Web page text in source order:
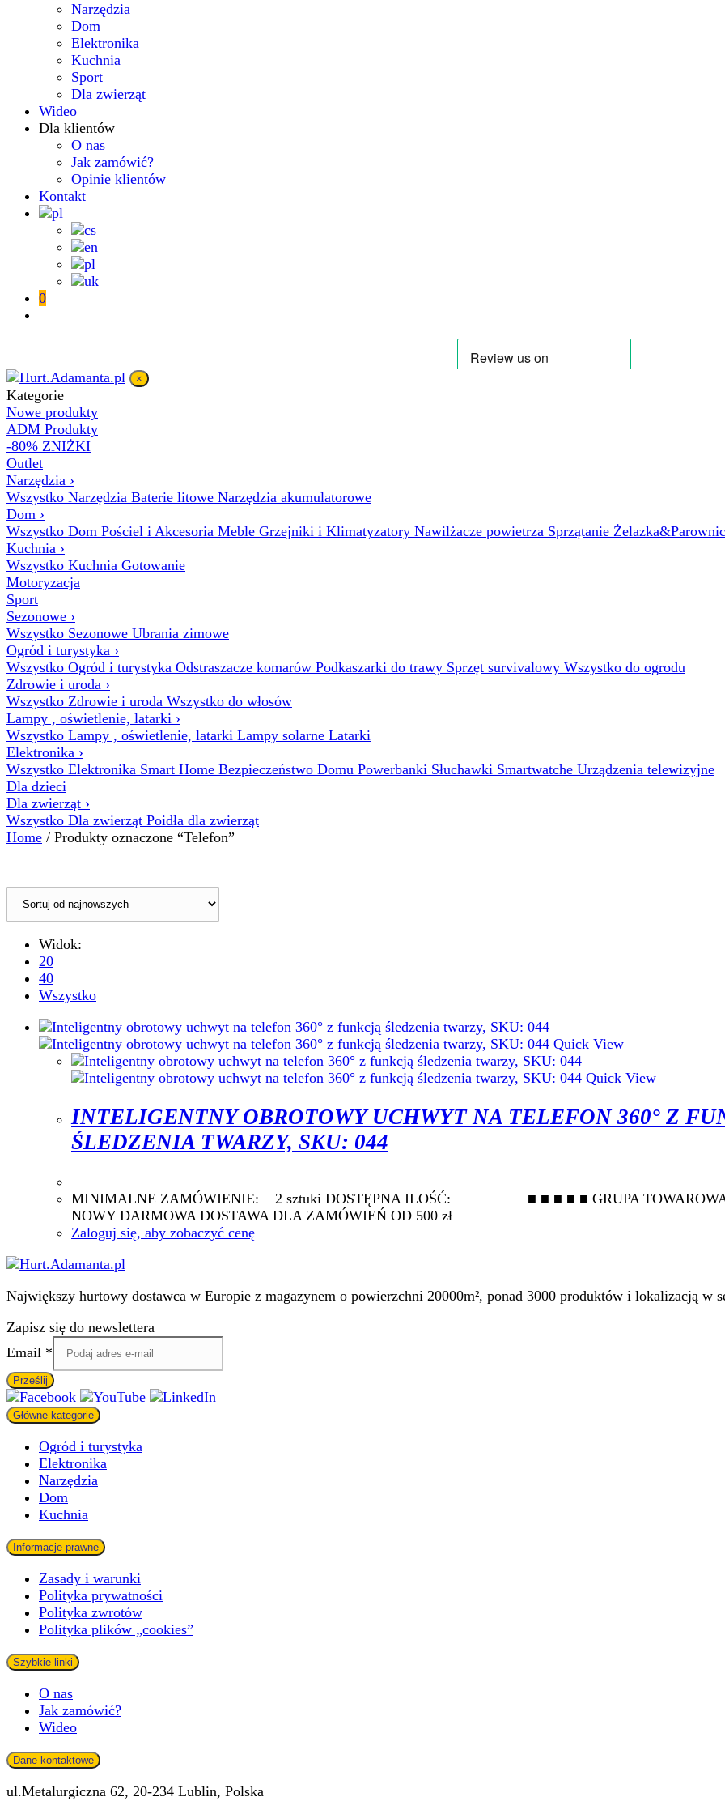
Narzędzia
Dom
Elektronika
Kuchnia
Sport
Dla zwierząt
Wideo
Dla klientów
O nas
Jak zamówić?
Opinie klientów
Kontakt
0
×
Kategorie
Nowe produkty
ADM Produkty
-80% ZNIŻKI
Outlet
Narzędzia ›
Wszystko Narzędzia Baterie litowe Narzędzia akumulatorowe
Dom ›
Wszystko Dom Pościel i Akcesoria Meble Grzejniki i Klimatyzatory Nawilżacze powietrza Sprzątanie
Kuchnia ›
Wszystko Kuchnia Gotowanie
Motoryzacja
Sport
Sezonowe ›
Wszystko Sezonowe Ubrania zimowe
Ogród i turystyka ›
Wszystko Ogród i turystyka Odstraszacze komarów Podkaszarki do trawy Sprzęt survivalowy Wszystko do ogrodu
Zdrowie i uroda ›
Wszystko Zdrowie i uroda Wszystko do włosów
Lampy , oświetlenie, latarki ›
Wszystko Lampy , oświetlenie, latarki Lampy solarne Latarki
Elektronika ›
Wszystko Elektronika Smart Home Bezpieczeństwo Domu Powerbanki Słuchawki Smartwatche Urządzenia telewizyjne
Dla dzieci
Dla zwierząt ›
Wszystko Dla zwierząt Poidła dla zwierząt
Home / Produkty oznaczone “Telefon”
Widok:
20
40
Wszystko
Quick View
Quick View
INTELIGENTNY OBROTOWY UCHWYT NA TELEFON 360° Z
ŚLEDZENIA TWARZY, SKU: 044
MINIMALNE ZAMÓWIENIE: 2 sztuki DOSTĘPNA ILOŚĆ: ■ ■ ■ ■ ■ GRUPA
NOWY DARMOWA DOSTAWA DLA ZAMÓWIEŃ OD 500 zł
Zaloguj się, aby zobaczyć cenę
Największy hurtowy dostawca w Europie z magazynem o powierzchni 20000m², ponad 3000 produktów i lokalizacją w
Zapisz się do newslettera
Email
Email *
Prześlij
Główne kategorie
Ogród i turystyka
Elektronika
Narzędzia
Dom
Kuchnia
Informacje prawne
Zasady i warunki
Polityka prywatności
Polityka zwrotów
Polityka plików „cookies”
Szybkie linki
O nas
Jak zamówić?
Wideo
Dane kontaktowe
ul.Metalurgiczna 62, 20-234 Lublin, Polska